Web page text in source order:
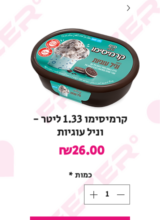
קרמיסימו 1.33 ליטר -
וניל עוגיות
₪26.00
כמות *